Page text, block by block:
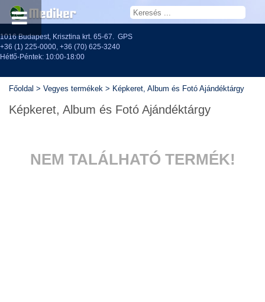
1016 Budapest, Krisztina krt. 65-67. GPS
+36 (1) 225-0000, +36 (70) 625-3240
Hétfő-Péntek: 10:00-18:00
Főoldal > Vegyes termékek > Képkeret, Album és Fotó Ajándéktárgy
Képkeret, Album és Fotó Ajándéktárgy
NEM TALÁLHATÓ TERMÉK!